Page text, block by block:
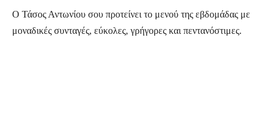
Ο Τάσος Αντωνίου σου προτείνει το μενού της εβδομάδας με
μοναδικές συνταγές, εύκολες, γρήγορες και πεντανόστιμες.